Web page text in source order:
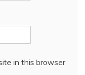
in this browser